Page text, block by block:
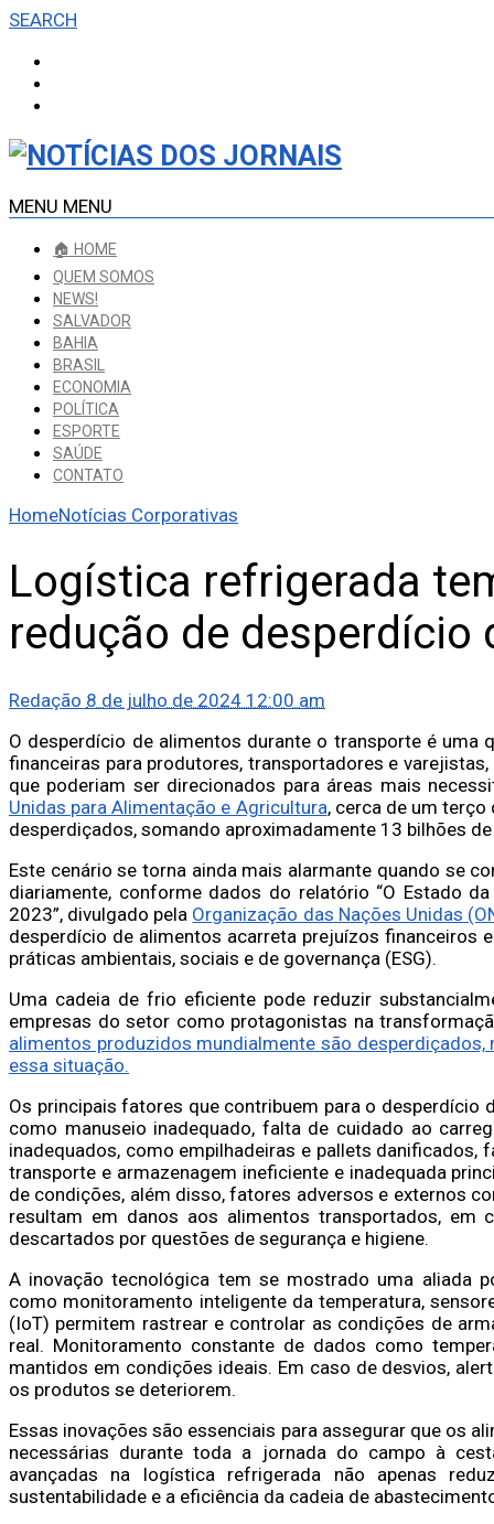
SEARCH
MENU MENU
🏠 HOME
QUEM SOMOS
NEWS!
SALVADOR
BAHIA
BRASIL
ECONOMIA
POLÍTICA
ESPORTE
SAÚDE
CONTATO
HomeNotícias Corporativas
Logística refrigerada
redução de desperdício
Redação 8 de julho de 2024 12:00 am
O desperdício de alimentos durante o transporte é
financeiras para produtores, transportadores e
que poderiam ser direcionados para áreas mais
Unidas para Alimentação e Agricultura, cerca de um
desperdiçados, somando aproximadamente 13 bilhões
Este cenário se torna ainda mais alarmante quando se
diariamente, conforme dados do relatório “O Estado
2023”, divulgado pela Organização das Nações Unidas
desperdício de alimentos acarreta prejuízos financeiros
práticas ambientais, sociais e de governança (ESG).
Uma cadeia de frio eficiente pode reduzir
empresas do setor como protagonistas na
alimentos produzidos mundialmente são
essa situação.
Os principais fatores que contribuem para o
como manuseio inadequado, falta de cuidado ao
inadequados, como empilhadeiras e pallets
transporte e armazenagem ineficiente e inadequada
de condições, além disso, fatores adversos e externos
resultam em danos aos alimentos transportados, em
descartados por questões de segurança e higiene.
A inovação tecnológica tem se mostrado uma aliada
como monitoramento inteligente da temperatura,
(IoT) permitem rastrear e controlar as condições de
real. Monitoramento constante de dados como
mantidos em condições ideais. Em caso de desvios,
os produtos se deteriorem.
Essas inovações são essenciais para assegurar que os
necessárias durante toda a jornada do campo à
avançadas na logística refrigerada não apenas
sustentabilidade e a eficiência da cadeia de